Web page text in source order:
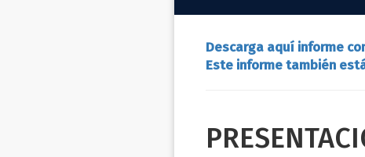
Descarga aquí informe
Este informe también